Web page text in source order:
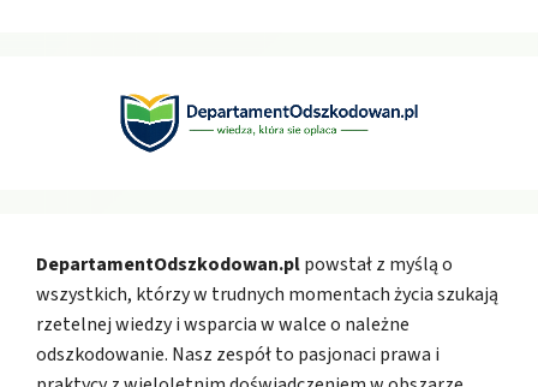
DepartamentOdszkodowan.plpowstał z myślą o
wszystkich, którzy w trudnych momentach życia szukają
rzetelnej wiedzy i wsparcia w walce o należne
odszkodowanie. Nasz zespół to pasjonaci prawa i